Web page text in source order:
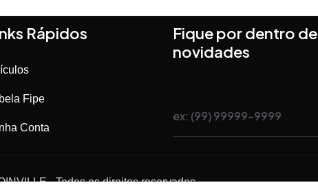
Rápidos
Fipe
Conta
Fique por dentro de
novidades
- Todos os direitos reservados.